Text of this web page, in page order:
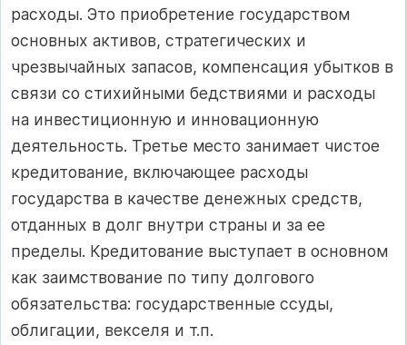
расходы. Это приобретение государством
основных активов, стратегических и
чрезвычайных запасов, компенсация убытков в
связи со стихийными бедствиями и расходы
на инвестиционную и инновационную
деятельность. Третье место занимает чистое
кредитование, включающее расходы
государства в качестве денежных средств,
отданных в долг внутри страны и за ее
пределы. Кредитование выступает в основном
как заимствование по типу долгового
обязательства: государственные ссуды,
облигации, векселя и т.п.